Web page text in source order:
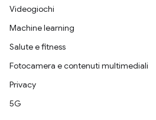
Videogiochi
Machine learning
Salute e fitness
Fotocamera e contenuti multimediali
Privacy
5G